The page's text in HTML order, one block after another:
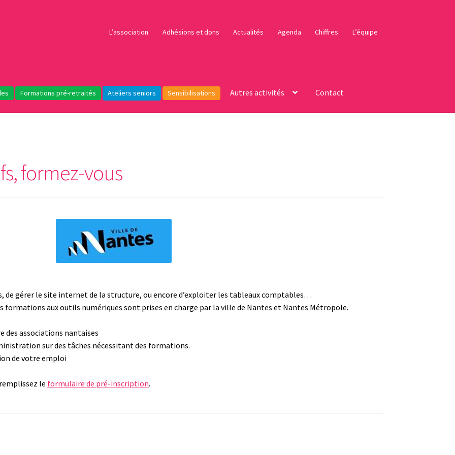
L’association Adhésions et dons Actualités Agenda Chiffres L’équipe
Formations pré-retraités Ateliers seniors Sensibilisations Autres activités Contact
formez-vous
de gérer le site internet de la structure, ou encore d’exploiter les tableaux comptables…
formations aux outils numériques sont prises en charge par la ville de Nantes et Nantes Métropole.
des associations nantaises
sur des tâches nécessitant des formations.
de votre emploi
le formulaire de pré-inscription.